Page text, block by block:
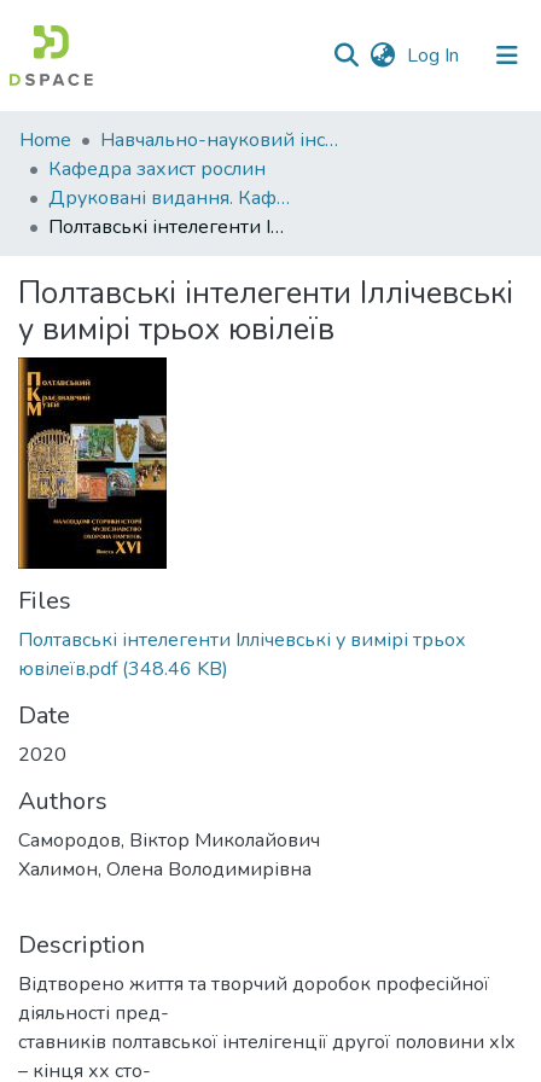
Log In (current)
Communities
&
Collections
Statistics
Home
Навчально-науковий інститут агротехнологій, селекції та екології
Кафедра захист рослин
Друковані видання. Кафедра захист рослин
Полтавські інтелегенти Іллічевські у вимірі трьох ювілеїв
Полтавські інтелегенти Іллічевські
у вимірі трьох ювілеїв
Files
Полтавські інтелегенти Іллічевські у вимірі трьох
ювілеїв.pdf(348.46 KB)
Date
2020
Authors
Самородов, Віктор Миколайович
Халимон, Олена Володимирівна
Description
Відтворено життя та творчий доробок професійної
діяльності пред-
ставників полтавської інтелігенції другої половини хІх
– кінця хх сто-